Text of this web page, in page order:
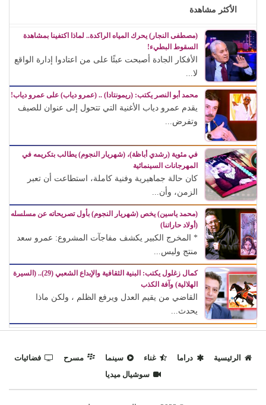
الأكثر مشاهدة
(مصطفى النجار) يحرك المياه الراكدة.. لماذا اكتفينا بمشاهدة
السقوط البطيء!
الأفكار الجادة أصبحت عبئًا على من اعتادوا إدارة الواقع
لا...
محمد أبو النصر يكتب: (ريمونتادا) .. (عمرو دياب) على عمرو دياب!
يقدم عمرو دياب الأغنية التي تتحول إلى عنوان للصيف
وتفرض...
في مئوية (رشدي أباظة)، (شهريار النجوم) يطالب بتكريمه في
المهرجانات السينمائية
كان حالة جماهيرية وفنية كاملة، استطاعت أن تعبر
الزمن، وأن...
(محمد ياسين) يخص (شهريار النجوم) بأول تصريحاته عن مسلسله
(أولاد حاراتنا)
* المخرج الكبير يكشف مفاجآت المشروع: عمرو سعد
منتج وليس...
كمال زغلول يكتب: البنية الثقافية والإبداع الشعبي (29).. (السيرة
الهلالية) وآفة الكذب
القاضي من يقيم العدل ويرفع الظلم ، ولكن ماذا
يحدث...
الرئيسية دراما غناء سينما مسرح
فضائيات
سوشيال ميديا